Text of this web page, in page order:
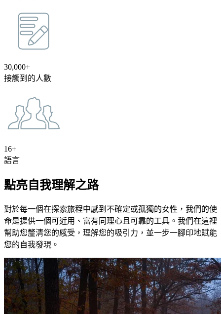
30,000+
接觸到的人數
16+
語言
點亮自我理解之路
對於每一個在探索旅程中感到不確定或孤獨的女性，我們的使
命是提供一個可近用、富有同理心且可靠的工具。我們在這裡
幫助您釐清您的感受，理解您的吸引力，並一步一腳印地賦能
您的自我發現。